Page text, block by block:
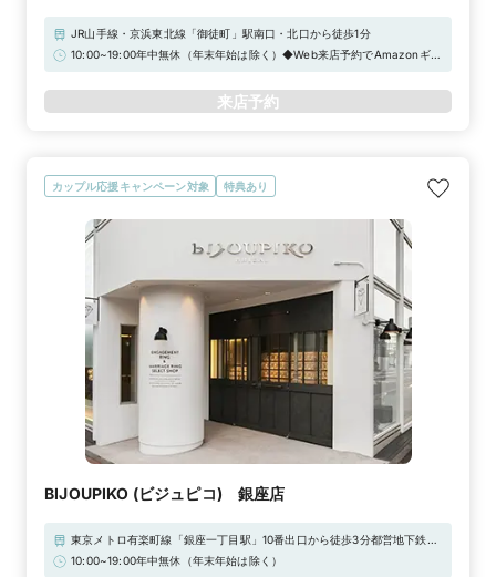
JR山手線・京浜東北線「御徒町」駅南口・北口から徒歩1分
10:00~19:00年中無休（年末年始は除く）◆Web来店予約でAmazonギフ
来店予約
カップル応援キャンペーン対象 特典あり
BIJOUPIKO (ビジュピコ) 銀座店
東京メトロ有楽町線「銀座一丁目駅」10番出口から徒歩3分都営地下鉄浅
草線「宝町駅」A2出口から徒歩3分東京メトロ銀座線「京橋駅」3番出口
10:00~19:00年中無休（年末年始は除く）